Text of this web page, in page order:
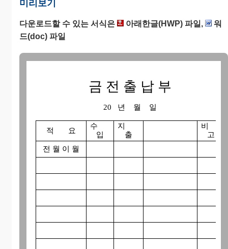
미리보기
다운로드할 수 있는 서식은 아래한글(HWP) 파일,
워
드(doc) 파일
금 전 출 납 부
20 년 월 일
적 요
수
입
지
출
비
고
전 월 이 월